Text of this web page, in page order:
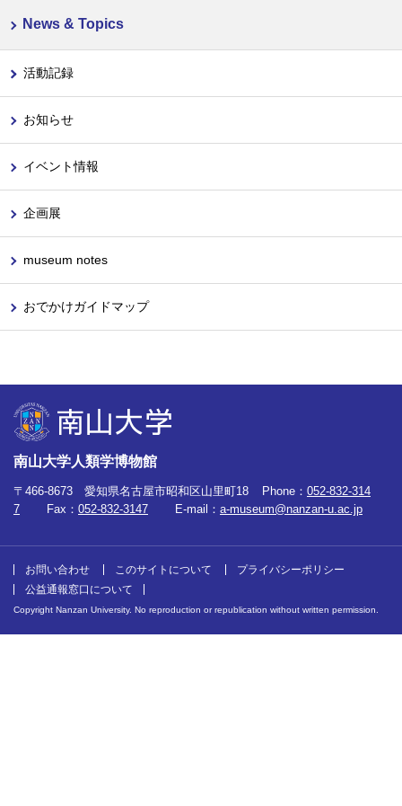
News & Topics
活動記録
お知らせ
イベント情報
企画展
museum notes
おでかけガイドマップ
南山大学人類学博物館
〒466-8673 愛知県名古屋市昭和区山里町18 Phone： 052-832-314
7
Fax： 052-832-3147 E-mail： a-museum@nanzan-u.ac.jp
お問い合わせ このサイトについて
プライバシーポリシー
公益通報窓口について
Copyright Nanzan University. No reproduction or republication without written permission.